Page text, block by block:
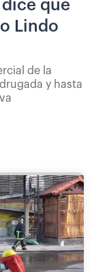
que
Lindo
de la
y hasta